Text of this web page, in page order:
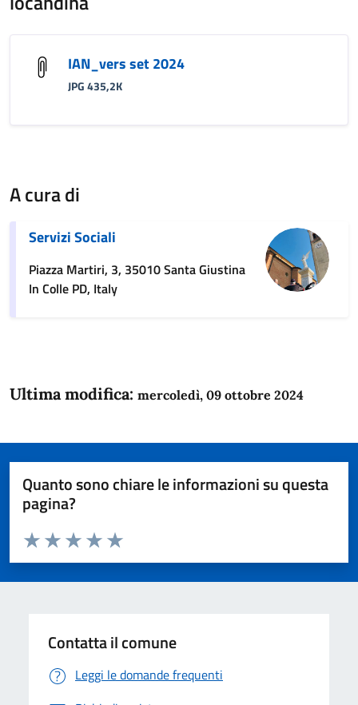
IAN_vers set 2024
JPG 435,2K
A cura di
Servizi Sociali
Piazza Martiri, 3, 35010 Santa Giustina
In Colle PD, Italy
Ultima modifica: mercoledì, 09 ottobre 2024
Quanto sono chiare le informazioni su questa
pagina?
Domanda
Valuta da 1 a 5 stelle la pagina
Valuta 5 stelle su 5
Valuta 4 stelle su 5
Valuta 3 stelle su 5
Valuta 2 stelle su 5
Valuta 1 stelle su 5
Contatta il comune
Leggi le domande frequenti